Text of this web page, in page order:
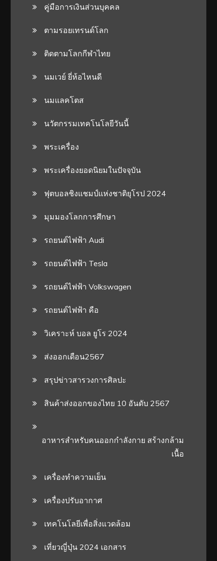
คู่มือการเงินส่วนบุคคล
ตามรอยเทรนด์โลก
ติดตามโลกกีฬาไทย
นมเวย์ ยี่ห้อไหนดี
นมแลคโตส
นวัตกรรมเทคโนโลยีวันนี้
พระเครื่อง
พระเครื่องยอดนิยมในปัจจุบัน
ฟุตบอลชิงแชมป์แห่งชาติยุโรป 2024
มุมมองโลกการศึกษา
รถยนต์ไฟฟ้า Audi
รถยนต์ไฟฟ้า Tesla
รถยนต์ไฟฟ้า Volkswagen
รถยนต์ไฟฟ้า คือ
วิเคราะห์ บอล ยูโร 2024
ส่งออกเดือน2567
สรุปข่าวสารวงการศิลปะ
สินค้าส่งออกของไทย 10 อันดับ 2567
อาหารสําหรับคนออกกําลังกาย สร้างกล้าม
เนื้อ
เครื่องทำความเย็น
เครื่องปรับอากาศ
เทคโนโลยีเพื่อสิ่งแวดล้อม
เที่ยวญี่ปุ่น 2024 เอกสาร